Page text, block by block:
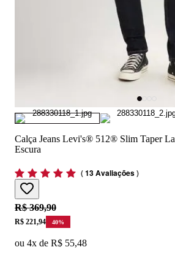
Calça Jeans Levi's® 512® Slim Taper
Escura
(13 Avaliações)
Original price:
R$ 369,90
Price:
R$ 221,94 40%
ou 4x de R$ 55,48